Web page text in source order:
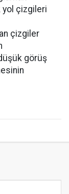
yol çizgileri
çizgiler
görüş